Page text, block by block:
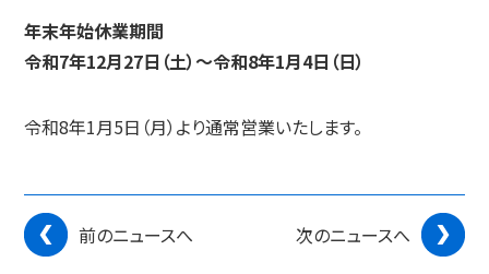
年末年始休業期間
令和7年12月27日（土）〜令和8年1月4日（日）
令和8年1月5日（月）より通常営業いたします。
前のニュースへ 次のニュースへ